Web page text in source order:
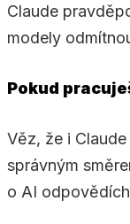
Claude
modely
Pokud
Věz, že i
správným
o AI